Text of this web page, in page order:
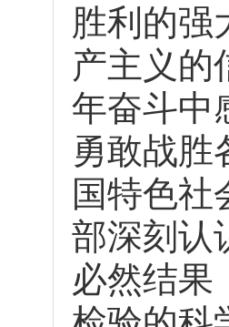
胜利的强
产主义的
年奋斗中
勇敢战胜
国特色社
部深刻认
必然结果